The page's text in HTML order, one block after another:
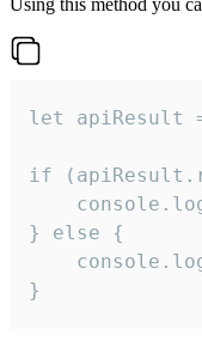
Using this method you
let apiResult
if
} else {
}